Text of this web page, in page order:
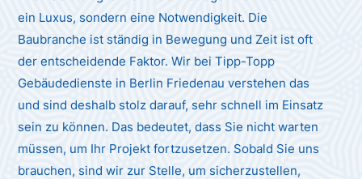
ein Luxus, sondern eine Notwendigkeit. Die
Baubranche ist ständig in Bewegung und Zeit ist oft
der entscheidende Faktor. Wir bei Tipp-Topp
Gebäudedienste in Berlin Friedenau verstehen das
und sind deshalb stolz darauf, sehr schnell im Einsatz
sein zu können. Das bedeutet, dass Sie nicht warten
müssen, um Ihr Projekt fortzusetzen. Sobald Sie uns
brauchen, sind wir zur Stelle, um sicherzustellen,